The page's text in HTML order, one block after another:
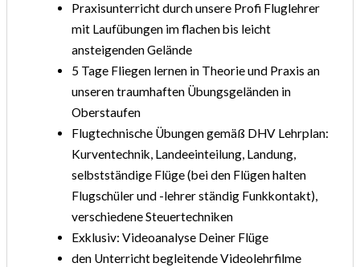
Praxisunterricht durch unsere Profi Fluglehrer
mit Laufübungen im flachen bis leicht
ansteigenden Gelände
5 Tage Fliegen lernen in Theorie und Praxis an
unseren traumhaften Übungsgeländen in
Oberstaufen
Flugtechnische Übungen gemäß DHV Lehrplan:
Kurventechnik, Landeeinteilung, Landung,
selbstständige Flüge (bei den Flügen halten
Flugschüler und -lehrer ständig Funkkontakt),
verschiedene Steuertechniken
Exklusiv: Videoanalyse Deiner Flüge
den Unterricht begleitende Videolehrfilme